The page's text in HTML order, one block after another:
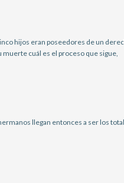
hijos eran poseedores de un
muerte cuál es el proceso que sigue,
llegan entonces a ser los